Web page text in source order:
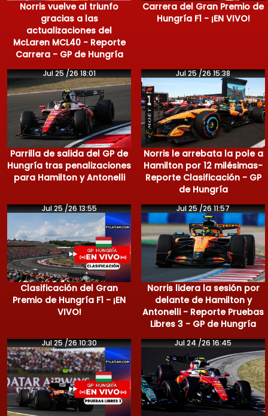
Norris vuelve al triunfo
gracias a las
actualizaciones del
McLaren MCL40 - Reporte
Carrera - GP de Hungría
Carrera del Gran Premio de
Hungría F1 - ¡EN VIVO!
Jul 25 /26 18:01
Parrilla de salida del GP de
Hungría tras penalizaciones
para Hamilton y Antonelli
Jul 25 /26 15:38
Norris le arrebata la pole a
Hamilton por 12 milésimas-
Reporte Clasificación - GP
de Hungría
Jul 25 /26 13:55
Clasificación del Gran
Premio de Hungría F1 - ¡EN
VIVO!
Jul 25 /26 11:57
Norris lidera la sesión por
delante de Hamilton y
Antonelli - Reporte Pruebas
Libres 3 - GP de Hungría
Jul 25 /26 10:30 Jul 24 /26 16:45